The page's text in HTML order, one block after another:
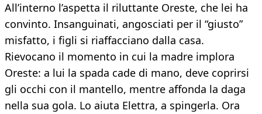
All’interno l’aspetta il riluttante Oreste, che lei ha
convinto. Insanguinati, angosciati per il “giusto”
misfatto, i figli si riaffacciano dalla casa.
Rievocano il momento in cui la madre implora
Oreste: a lui la spada cade di mano, deve coprirsi
gli occhi con il mantello, mentre affonda la daga
nella sua gola. Lo aiuta Elettra, a spingerla. Ora